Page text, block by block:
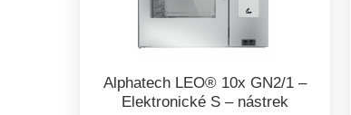
Alphatech LEO® 10x GN2/1 –
Elektronické S – nástrek